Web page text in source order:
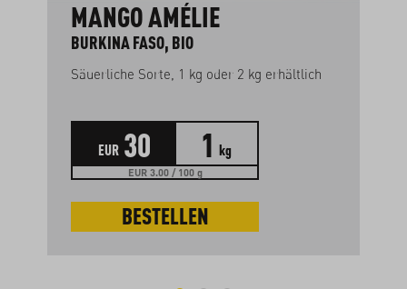
MANGO AMÉLIE
BURKINA FASO, BIO
Säuerliche Sorte, 1 kg oder 2 kg erhältlich
EUR 30 1 kg
EUR 3.00 / 100 g
BESTELLEN